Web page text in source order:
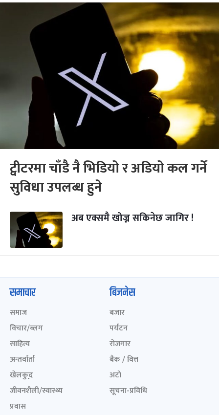
ट्वीटरमा चाँडै नै भिडियो र अडियो कल गर्ने
सुविधा उपलब्ध हुने
अब एक्समै खोज्न सकिनेछ जागिर !
समाचार
समाज
विचार/ब्लग
साहित्य
अन्तर्वार्ता
खेलकुद़़
जीवनशैली/स्वास्थ्य
प्रवास
बिजनेस
बजार
पर्यटन
रोजगार
बैंक / वित्त
अटो
सूचना-प्रविधि